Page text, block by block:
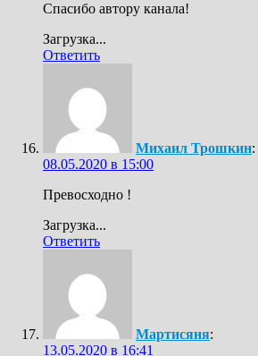
Спасибо автору канала!
Загрузка...
Ответить
Михаил Трошкин:
08.05.2020 в 15:00
Превосходно !
Загрузка...
Ответить
Мартисяня:
13.05.2020 в 16:41